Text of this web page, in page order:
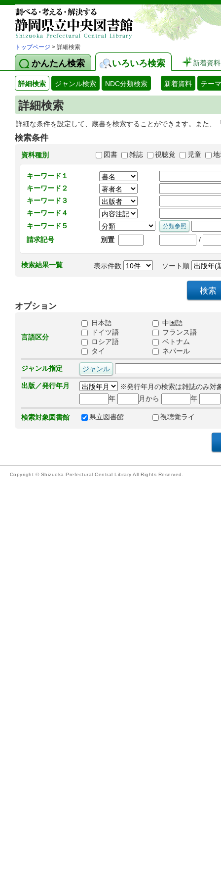
トップページ > 詳細検索
かんたん検索 いろいろ検索 新着資料
詳細検索 ジャンル検索 NDC分類検索 新着資料 テー
詳細検索
詳細な条件を設定して、蔵書を検索することができます。また
検索条件
資料種別 図書 雑誌 視聴覚 児童
キーワード１
キーワード２
キーワード３
キーワード４
キーワード５
請求記号
別置 /
検索結果一覧 表示件数 ソート順
オプション
言語区分
日本語
中国語
ドイツ語
フランス語
ロシア語
ベトナム
タイ
ネパール
ジャンル指定
出版／発行年月
※発行年月の検索は雑誌のみ対
年
月から 年
検索対象図書館 県立図書館 視聴覚ライ
Copyright © Shizuoka Prefectural Central Library All Rights Reserved.